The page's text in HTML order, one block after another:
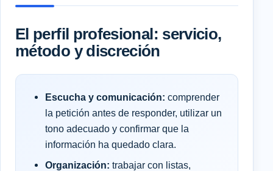
El perfil profesional: servicio,
método y discreción
Escucha y comunicación: comprender
la petición antes de responder, utilizar un
tono adecuado y confirmar que la
información ha quedado clara.
Organización: trabajar con listas,